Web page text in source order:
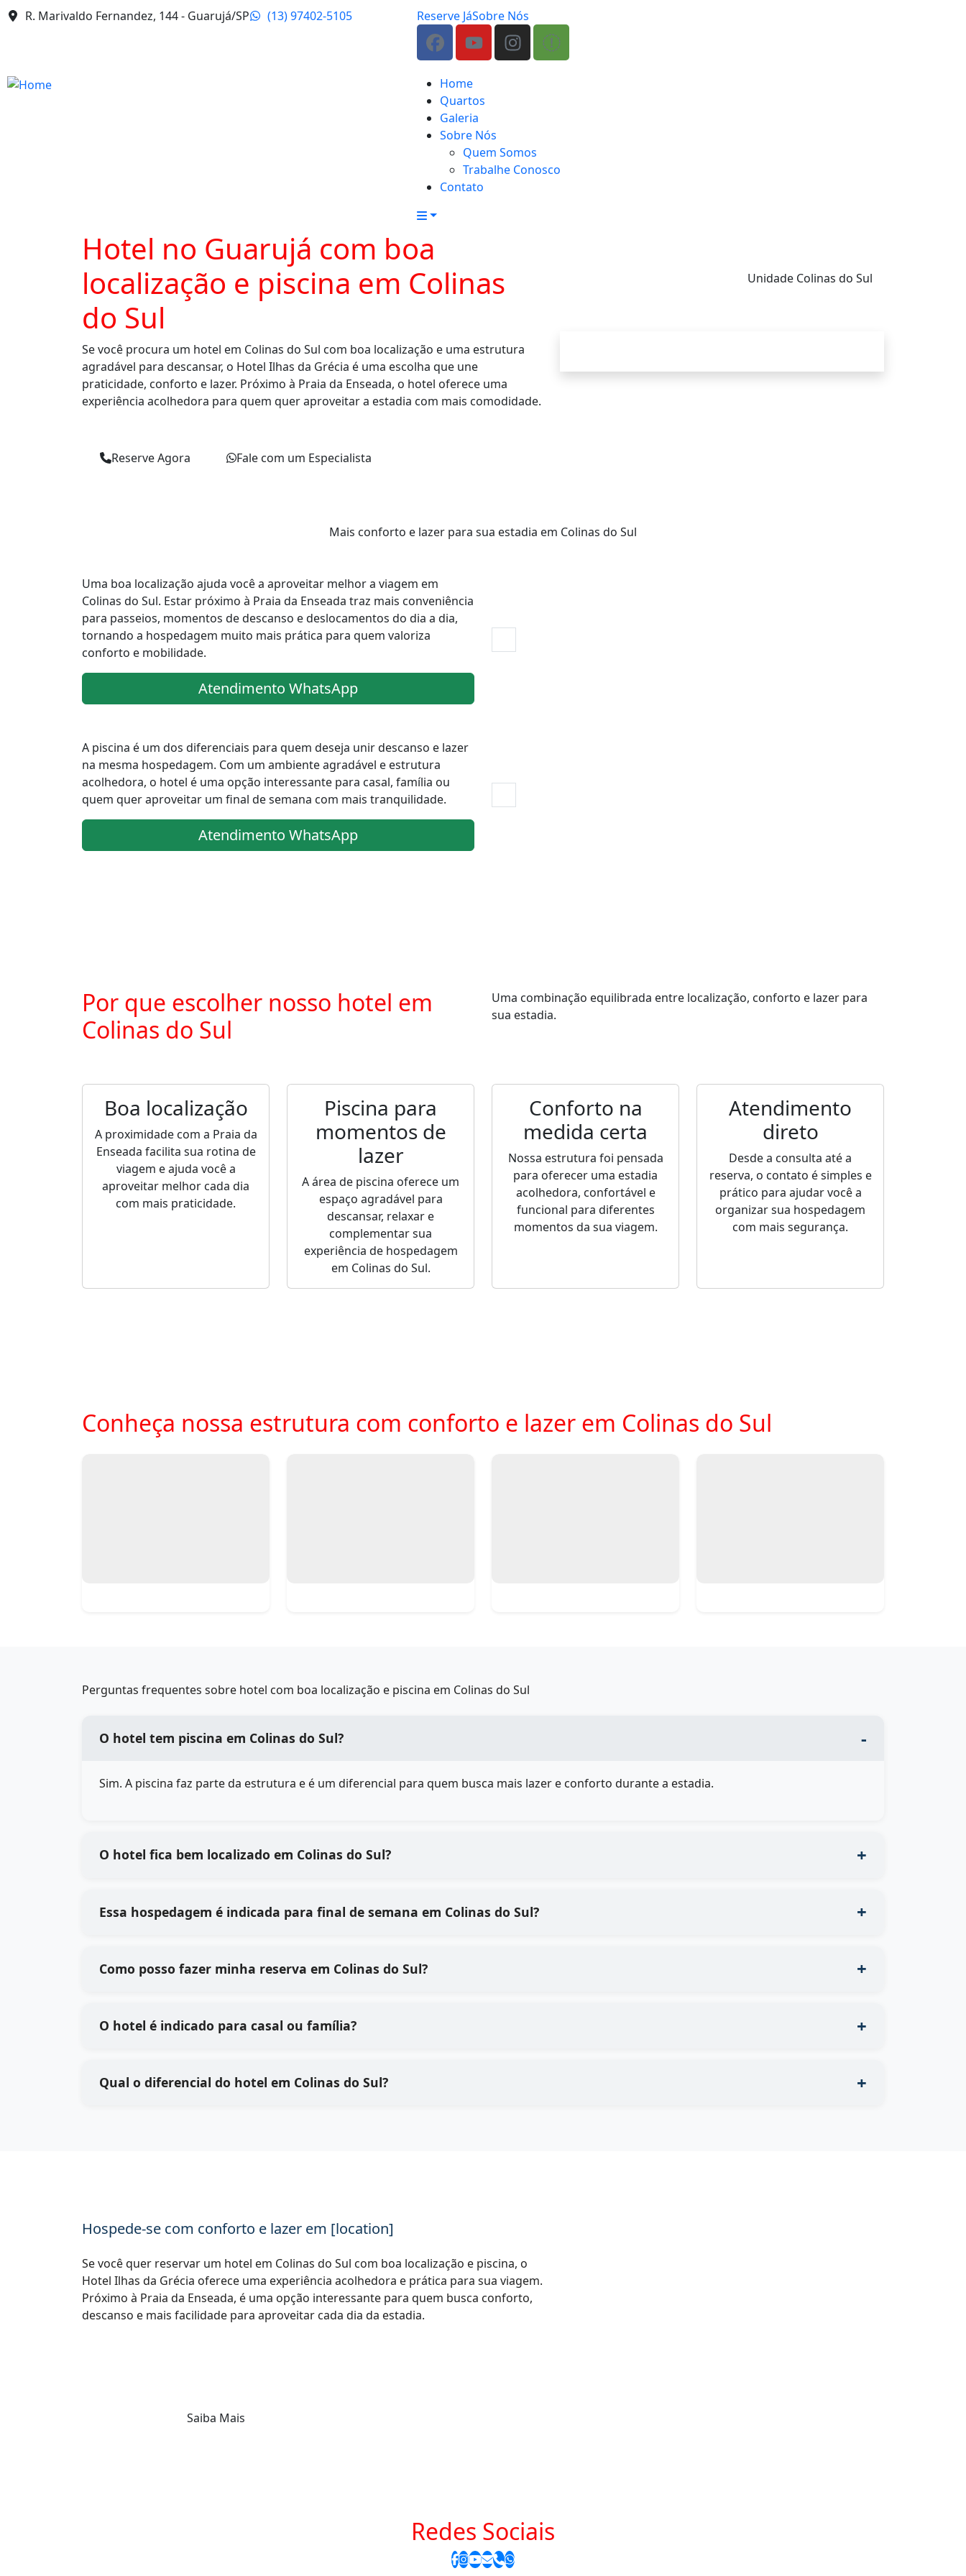
R. Marivaldo Fernandez, 144 - Guarujá/SP (13) 97402-5105 Reserve JáSobre Nós
Home
Quartos
Galeria
Sobre Nós
Quem Somos
Trabalhe Conosco
Contato
Unidade Colinas do Sul
Hotel no Guarujá com boa
localização e piscina em Colinas
do Sul
Se você procura um hotel em Colinas do Sul com boa localização e uma estrutura
agradável para descansar, o Hotel Ilhas da Grécia é uma escolha que une
praticidade, conforto e lazer. Próximo à Praia da Enseada, o hotel oferece uma
experiência acolhedora para quem quer aproveitar a estadia com mais comodidade.
Reserve Agora Fale com um Especialista
Mais conforto e lazer para sua estadia em Colinas do Sul
Uma boa localização ajuda você a aproveitar melhor a viagem em
Colinas do Sul. Estar próximo à Praia da Enseada traz mais conveniência
para passeios, momentos de descanso e deslocamentos do dia a dia,
tornando a hospedagem muito mais prática para quem valoriza
conforto e mobilidade.
Atendimento WhatsApp
A piscina é um dos diferenciais para quem deseja unir descanso e lazer
na mesma hospedagem. Com um ambiente agradável e estrutura
acolhedora, o hotel é uma opção interessante para casal, família ou
quem quer aproveitar um final de semana com mais tranquilidade.
Atendimento WhatsApp
Por que escolher nosso hotel em
Colinas do Sul
Uma combinação equilibrada entre localização, conforto e lazer para
sua estadia.
Boa localização
A proximidade com a Praia da
Enseada facilita sua rotina de
viagem e ajuda você a
aproveitar melhor cada dia
com mais praticidade.
Piscina para
momentos de
lazer
A área de piscina oferece um
espaço agradável para
descansar, relaxar e
complementar sua
experiência de hospedagem
em Colinas do Sul.
Conforto na
medida certa
Nossa estrutura foi pensada
para oferecer uma estadia
acolhedora, confortável e
funcional para diferentes
momentos da sua viagem.
Atendimento
direto
Desde a consulta até a
reserva, o contato é simples e
prático para ajudar você a
organizar sua hospedagem
com mais segurança.
Conheça nossa estrutura com conforto e lazer em Colinas do Sul
Perguntas frequentes sobre hotel com boa localização e piscina em Colinas do Sul
O hotel tem piscina em Colinas do Sul?
Sim. A piscina faz parte da estrutura e é um diferencial para quem busca mais lazer e conforto durante a estadia.
O hotel fica bem localizado em Colinas do Sul?
Essa hospedagem é indicada para final de semana em Colinas do Sul?
Como posso fazer minha reserva em Colinas do Sul?
O hotel é indicado para casal ou família?
Qual o diferencial do hotel em Colinas do Sul?
Hospede-se com conforto e lazer em [location]
Se você quer reservar um hotel em Colinas do Sul com boa localização e piscina, o
Hotel Ilhas da Grécia oferece uma experiência acolhedora e prática para sua viagem.
Próximo à Praia da Enseada, é uma opção interessante para quem busca conforto,
descanso e mais facilidade para aproveitar cada dia da estadia.
Saiba Mais
Redes Sociais